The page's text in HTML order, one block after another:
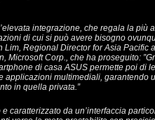
integrazione, che regala la più
di cui si può avere bisogno
Lim, Regional Director for Asia Pacific
Microsoft Corp., che ha proseguito:
di casa ASUS permette poi di
applicazioni multimediali, garantendo
in quella privata.”
caratterizzato da un’interfaccia